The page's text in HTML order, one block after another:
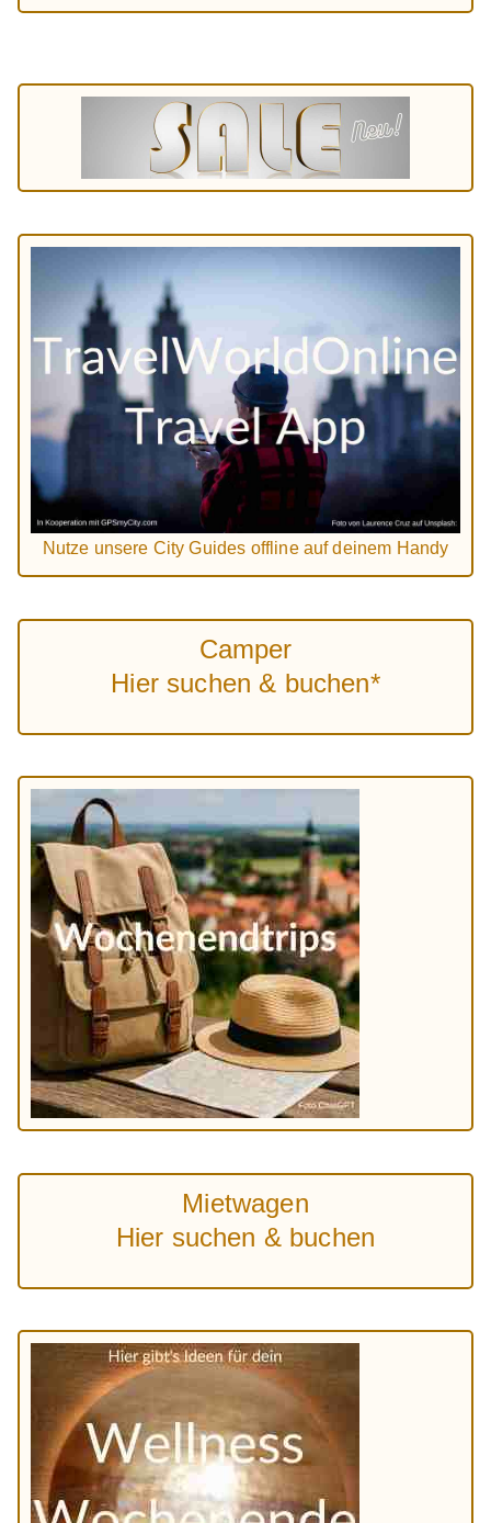
Nutze unsere City Guides offline auf deinem Handy
Camper
Hier suchen & buchen*
Mietwagen
Hier suchen & buchen